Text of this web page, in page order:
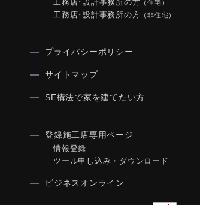
工務店･設計事務所の方 （住宅）
工務店･設計事務所の方 （非住宅）
プライバシーポリシー
サイトマップ
SE構法で家を建てたい方
登録施工店専用ページ
情報登録
ツール申し込み・ダウンロード
ビジネスオンライン